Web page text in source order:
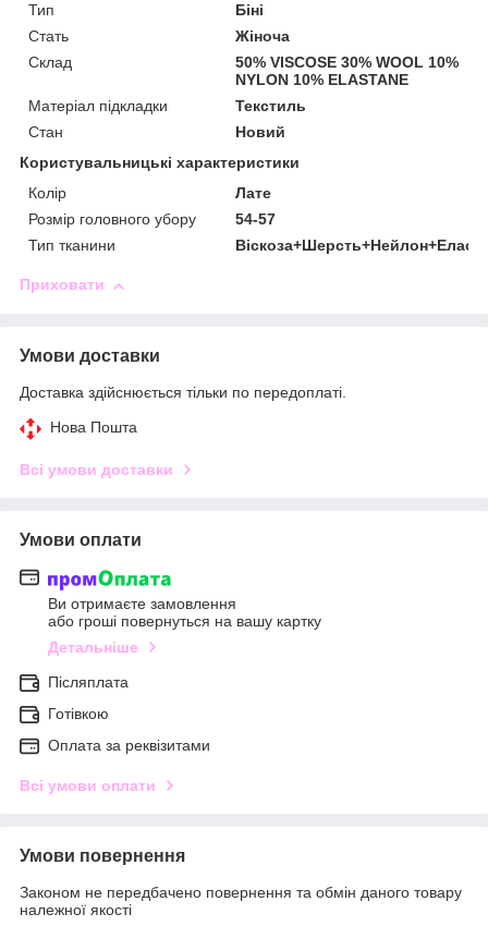
Тип
Біні
Стать
Жіноча
Склад
50% VISCOSE 30% WOOL 10%
NYLON 10% ELASTANE
Матеріал підкладки
Текстиль
Стан
Новий
Користувальницькі характеристики
Колір
Лате
Розмір головного убору
54-57
Тип тканини
Приховати
Умови доставки
Доставка здійснюється тільки по передоплаті.
Нова Пошта
Всі умови доставки
Умови оплати
Ви отримаєте замовлення
або гроші повернуться на вашу картку
Детальніше
Післяплата
Готівкою
Оплата за реквізитами
Всі умови оплати
Умови повернення
Законом не передбачено повернення та обмін даного товару
належної якості